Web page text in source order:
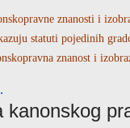
znanosti i
statuti pojedinih
znanost i
kanonskog